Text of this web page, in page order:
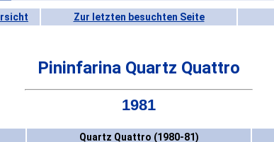
Zur letzten besuchten Seite
Pininfarina Quartz Quattro
1981
Quartz Quattro (1980-81)